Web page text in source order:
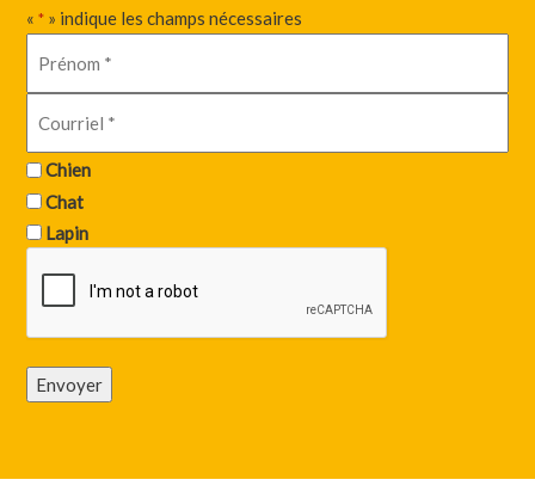
«* » indique les champs nécessaires
Chien
Chat
Lapin
Envoyer